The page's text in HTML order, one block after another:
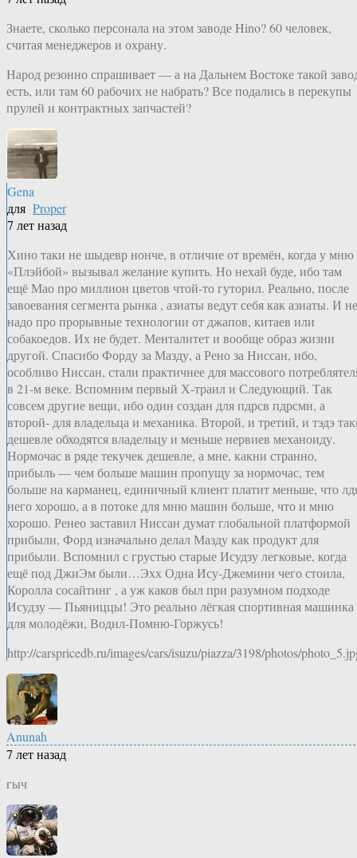
Знаете, сколько персонала на этом заводе Hino? 60 человек,
считая менеджеров и охрану.
Народ резонно спрашивает — а на Дальнем Востоке такой
есть, или там 60 рабочих не набрать? Все подались в перекупы
прулей и контрактных запчастей?
Gena
для Proper
7 лет назад
Хино таки не шыдевр нонче, в отличие от времён, когда у мню
«Плэйбой» вызывал желание купить. Но нехай буде, ибо там
ещё Мао про миллион цветов чтой-то гуторил. Реально, после
завоевания сегмента рынка , азиаты ведут себя как азиаты. И не
надо про прорывные технологии от джапов, китаев или
собакоедов. Их не будет. Менталитет и вообще образ жизни
другой. Спасибо Форду за Мазду, а Рено за Ниссан, ибо,
особливо Ниссан, стали практичнее для массового
в 21-м веке. Вспомним первый Х-траил и Следующий. Так
совсем другие вещи, ибо один создан для пдрсв пдрсми, а
второй- для владельца и механика. Второй, и третий, и тэдэ
дешевле обходятся владельцу и меньше нервиев механоиду.
Нормочас в ряде текучек дешевле, а мне, какни странно,
прибыль — чем больше машин пропущу за нормочас, тем
больше на карманец, единичный клиент платит меньше, что
него хорошо, а в потоке для мню машин больше, что и мню
хорошо. Ренео заставил Ниссан думат глобальной платформой
прибыли, Форд изначально делал Мазду как продукт для
прибыли. Вспомнил с грустью старые Исудзу легковые, когда
ещё под ДжиЭм были…Эхх Одна Ису-Джемини чего стоила,
Королла сосайтинг , а уж каков был при разумном подходе
Исудзу — Пьяниццы! Это реально лёгкая спортивная машинка
для молодёжи, Водил-Помню-Горжусь!
http://carspricedb.ru/images/cars/isuzu/piazza/3198/photos/
Anunah
7 лет назад
гыч